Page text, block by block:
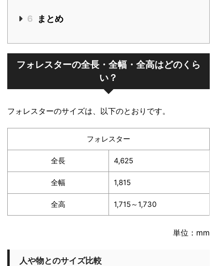
6 まとめ
フォレスターの全長・全幅・全高はどのくら
い？
フォレスターのサイズは、以下のとおりです。
フォレスター
全長 4,625
全幅 1,815
全高 1,715～1,730
単位：mm
人や物とのサイズ比較